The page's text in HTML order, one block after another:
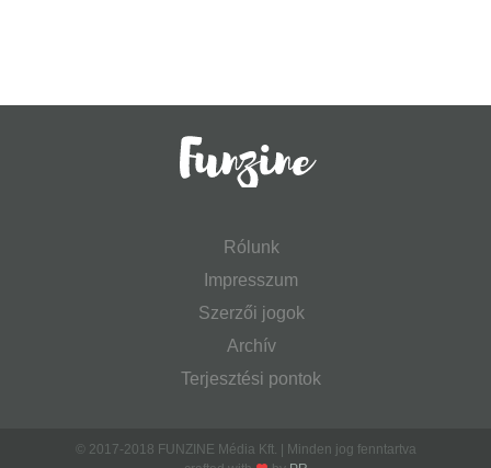
Rólunk
Impresszum
Szerzői jogok
Archív
Terjesztési pontok
© 2017-2018 FUNZINE Média Kft. | Minden jog fenntartva